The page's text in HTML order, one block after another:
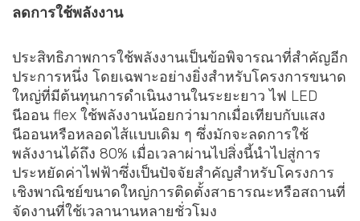
ลดการใช้พลังงาน
ประสิทธิภาพการใช้พลังงานเป็นข้อพิจารณาที่สำคัญอีก
ประการหนึ่ง โดยเฉพาะอย่างยิ่งสำหรับโครงการขนาด
ใหญ่ที่มีต้นทุนการดำเนินงานในระยะยาว ไฟ LED
นีออน flex ใช้พลังงานน้อยกว่ามากเมื่อเทียบกับแสง
นีออนหรือหลอดไส้แบบเดิม ๆ ซึ่งมักจะลดการใช้
พลังงานได้ถึง 80% เมื่อเวลาผ่านไปสิ่งนี้นำไปสู่การ
ประหยัดค่าไฟฟ้าซึ่งเป็นปัจจัยสำคัญสำหรับโครงการ
เชิงพาณิชย์ขนาดใหญ่การติดตั้งสาธารณะหรือสถานที่
จัดงานที่ใช้เวลานานหลายชั่วโมง